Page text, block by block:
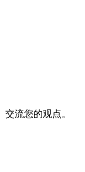
流您的观点。